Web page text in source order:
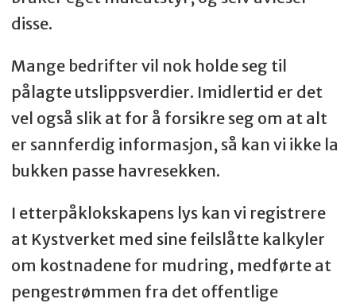
disse.
Mange bedrifter vil nok holde seg til
pålagte utslippsverdier. Imidlertid er det
vel også slik at for å forsikre seg om at alt
er sannferdig informasjon, så kan vi ikke la
bukken passe havresekken.
I etterpåklokskapens lys kan vi registrere
at Kystverket med sine feilslåtte kalkyler
om kostnadene for mudring, medførte at
pengestrømmen fra det offentlige